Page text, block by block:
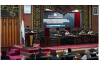
Integritas